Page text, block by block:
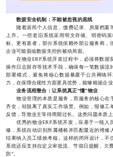
数据安全机制：不能被忽视的底线
随着居民个人信息、缴费记录、房屋档案
上升。一些老旧系统采用明文存储、弱密码
标。更有甚者，部分系统依赖外部云服务商
企业可能面临数据失控的被动局面。
在物业ERP系统开发过程中，必须将数据
操作日志留存等技术手段，确保每一笔数据
部署模式，避免将核心数据暴露于公共网络
力，在保障合规性方面更具优势，能够根据企
业务流程整合：让系统真正“懂”物业
物业管理的本质是服务，而服务的核心在
齐全，却脱离了真实工作场景。例如，报修
反馈，导致业主等待周期过长。这类问题本质
优秀的物业ERP系统开发，应基于一线人
修，系统自动识别所属楼栋并匹配最近的维修
结果纳入员工绩效考核。这样的闭环设计，
系统还应支持自定义审批流、节假日提醒、欠
防”。